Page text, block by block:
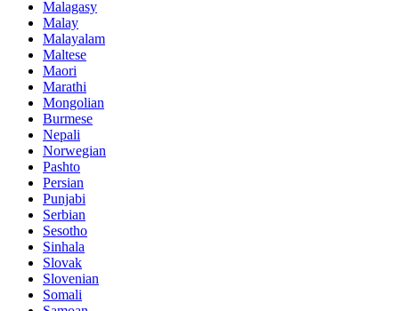
Malagasy
Malay
Malayalam
Maltese
Maori
Marathi
Mongolian
Burmese
Nepali
Norwegian
Pashto
Persian
Punjabi
Serbian
Sesotho
Sinhala
Slovak
Slovenian
Somali